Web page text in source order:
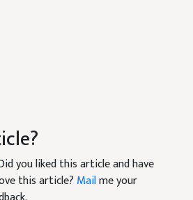
you liked this article and have
this article? Mailme your